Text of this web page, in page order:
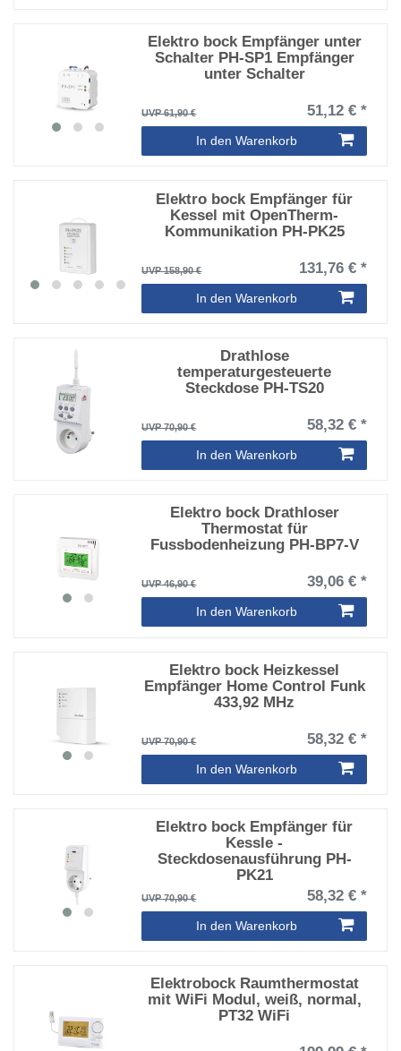
Elektro bock Empfänger unter
Schalter PH-SP1 Empfänger
unter Schalter
UVP 61,90 € 51,12 € *
In den Warenkorb
Elektro bock Empfänger für
Kessel mit OpenTherm-
Kommunikation PH-PK25
UVP 158,90 € 131,76 € *
In den Warenkorb
Drathlose
temperaturgesteuerte
Steckdose PH-TS20
UVP 70,90 € 58,32 € *
In den Warenkorb
Elektro bock Drathloser
Thermostat für
Fussbodenheizung PH-BP7-V
UVP 46,90 € 39,06 € *
In den Warenkorb
Elektro bock Heizkessel
Empfänger Home Control Funk
433,92 MHz
UVP 70,90 € 58,32 € *
In den Warenkorb
Elektro bock Empfänger für
Kessle -
Steckdosenausführung PH-
PK21
UVP 70,90 € 58,32 € *
In den Warenkorb
Elektrobock Raumthermostat
mit WiFi Modul, weiß, normal,
PT32 WiFi